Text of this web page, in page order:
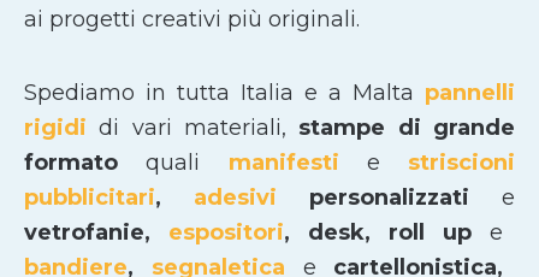
ai progetti creativi più originali.
Spediamo in tutta Italia e a Malta pannelli
rigididi vari materiali, stampe di grande
formatoquali manifesti e striscioni
pubblicitari, adesivi personalizzati e
vetrofanie, espositori, desk, roll up e
bandiere, segnaletica e cartellonistica,